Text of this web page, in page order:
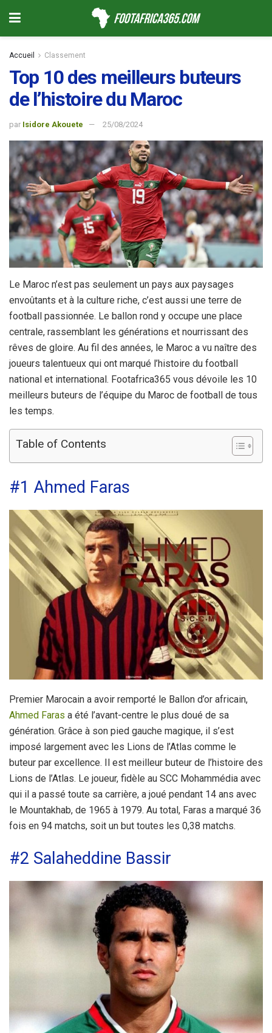
Accueil Classement
Top 10 des meilleurs buteurs
de l’histoire du Maroc
par Isidore Akouete 25/08/2024
Le Maroc n’est pas seulement un pays aux paysages
envoûtants et à la culture riche, c’est aussi une terre de
football passionnée. Le ballon rond y occupe une place
centrale, rassemblant les générations et nourrissant des
rêves de gloire. Au fil des années, le Maroc a vu naître des
joueurs talentueux qui ont marqué l’histoire du football
national et international. Footafrica365 vous dévoile les 10
meilleurs buteurs de l’équipe du Maroc de football de tous
les temps.
Table of Contents
#1 Ahmed Faras
Premier Marocain a avoir remporté le Ballon d’or africain,
Ahmed Faras a été l’avant-centre le plus doué de sa
génération. Grâce à son pied gauche magique, il s’est
imposé largement avec les Lions de l’Atlas comme le
buteur par excellence. Il est meilleur buteur de l’histoire des
Lions de l’Atlas. Le joueur, fidèle au SCC Mohammédia avec
qui il a passé toute sa carrière, a joué pendant 14 ans avec
le Mountakhab, de 1965 à 1979. Au total, Faras a marqué 36
fois en 94 matchs, soit un but toutes les 0,38 matchs.
#2 Salaheddine Bassir